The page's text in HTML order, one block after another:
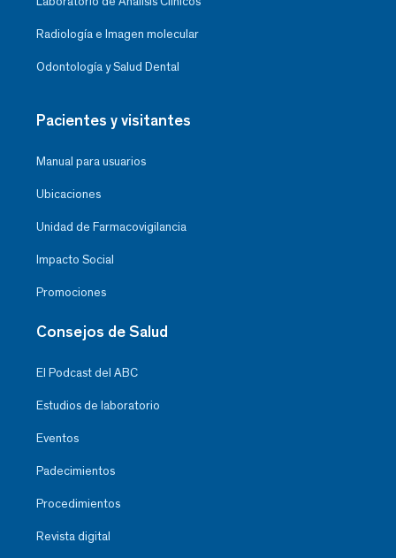
Radiología e Imagen molecular
Odontología y Salud Dental
Pacientes y visitantes
Manual para usuarios
Ubicaciones
Unidad de Farmacovigilancia
Impacto Social
Promociones
Consejos de Salud
El Podcast del ABC
Estudios de laboratorio
Eventos
Padecimientos
Procedimientos
Revista digital